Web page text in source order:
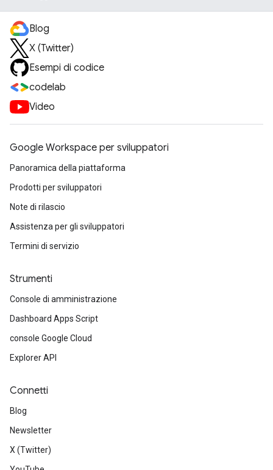
Blog
X (Twitter)
Esempi di codice
codelab
Video
Google Workspace per sviluppatori
Panoramica della piattaforma
Prodotti per sviluppatori
Note di rilascio
Assistenza per gli sviluppatori
Termini di servizio
Strumenti
Console di amministrazione
Dashboard Apps Script
console Google Cloud
Explorer API
Connetti
Blog
Newsletter
X (Twitter)